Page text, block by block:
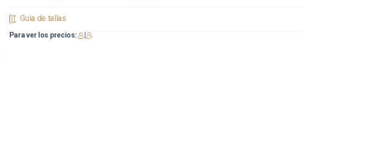
Guia de tallas
Para ver los precios: